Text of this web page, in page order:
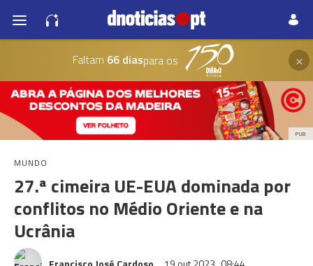
Faltam 66 diaspara os ×
PUB
MUNDO
27.ª cimeira UE-EUA dominada por
conflitos no Médio Oriente e na
Ucrânia